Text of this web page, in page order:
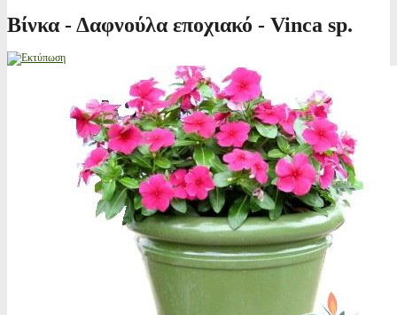
Βίνκα - Δαφνούλα εποχιακό - Vinca sp.